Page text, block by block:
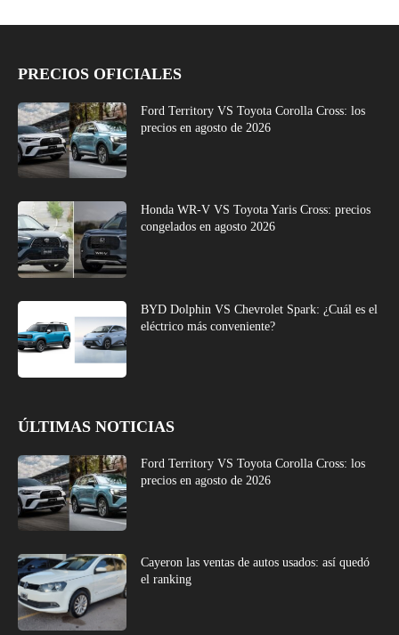
PRECIOS OFICIALES
Ford Territory VS Toyota Corolla Cross: los
precios en agosto de 2026
Honda WR-V VS Toyota Yaris Cross: precios
congelados en agosto 2026
BYD Dolphin VS Chevrolet Spark: ¿Cuál es el
eléctrico más conveniente?
ÚLTIMAS NOTICIAS
Ford Territory VS Toyota Corolla Cross: los
precios en agosto de 2026
Cayeron las ventas de autos usados: así quedó
el ranking